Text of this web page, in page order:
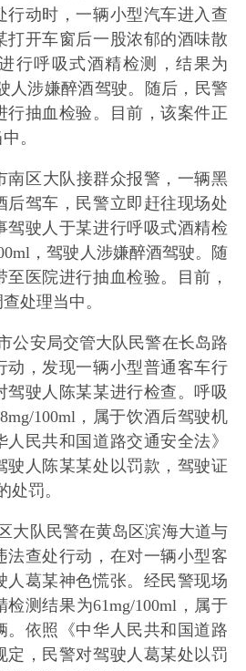
行动时，一辆小型汽车进入查
打开车窗后一股浓郁的酒味散
行呼吸式酒精检测，结果为
人涉嫌醉酒驾驶。随后，民警
行抽血检验。目前，该案件正
。
南区大队接群众报警，一辆黑
后驾车，民警立即赶往现场处
驾驶人于某进行呼吸式酒精检
，驾驶人涉嫌醉酒驾驶。随
医院进行抽血检验。目前，
处理当中。
公安局交管大队民警在长岛路
动，发现一辆小型普通客车行
驾驶人陈某某进行检查。呼吸
100ml，属于饮酒后驾驶机
民共和国道路交通安全法》
驶人陈某某处以罚款，驾驶证
处罚。
大队民警在黄岛区滨海大道与
法查处行动，在对一辆小型客
人葛某神色慌张。经民警现场
测结果为61mg/100ml，属于
。依照《中华人民共和国道路
定，民警对驾驶人葛某处以罚